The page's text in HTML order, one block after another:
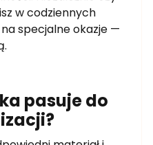
w codziennych
specjalne okazje —
pasuje do